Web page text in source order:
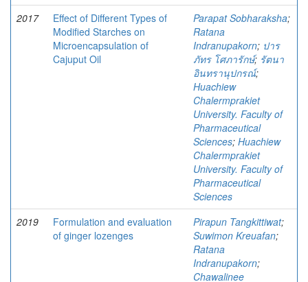
2017
Effect of Different Types of
Modified Starches on
Microencapsulation of
Cajuput Oil
Parapat Sobharaksha;
Ratana
Indranupakorn; ปาร
ภัทร โศภารักษ์; รัตนา
อินทรานุปกรณ์;
Huachiew
Chalermprakiet
University. Faculty of
Pharmaceutical
Sciences; Huachiew
Chalermprakiet
University. Faculty of
Pharmaceutical
Sciences
2019
Formulation and evaluation
of ginger lozenges
Pirapun Tangkittiwat;
Suwimon Kreuafan;
Ratana
Indranupakorn;
Chawalinee